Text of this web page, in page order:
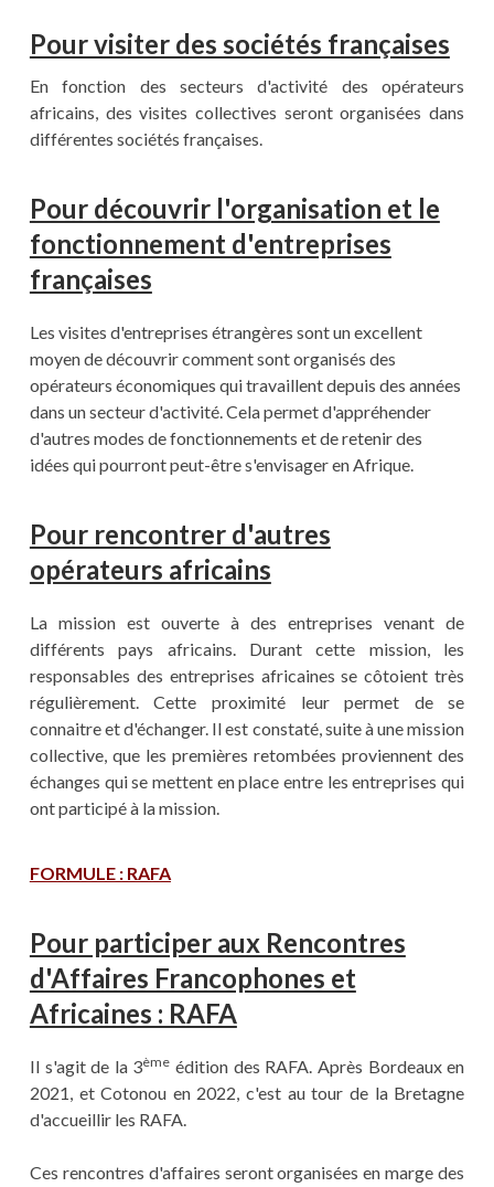
Pour visiter des sociétés françaises
En fonction des secteurs d'activité des opérateurs
africains, des visites collectives seront organisées dans
différentes sociétés françaises.
Pour découvrir l'organisation et le
fonctionnement d'entreprises
françaises
Les visites d'entreprises étrangères sont un excellent
moyen de découvrir comment sont organisés des
opérateurs économiques qui travaillent depuis des années
dans un secteur d'activité. Cela permet d'appréhender
d'autres modes de fonctionnements et de retenir des
idées qui pourront peut-être s'envisager en Afrique.
Pour rencontrer d'autres
opérateurs africains
La mission est ouverte à des entreprises venant de
différents pays africains. Durant cette mission, les
responsables des entreprises africaines se côtoient très
régulièrement. Cette proximité leur permet de se
connaitre et d'échanger. Il est constaté, suite à une mission
collective, que les premières retombées proviennent des
échanges qui se mettent en place entre les entreprises qui
ont participé à la mission.
FORMULE : RAFA
Pour participer aux Rencontres
d'Affaires Francophones et
Africaines : RAFA
Il s'agit de la 3ème édition des RAFA. Après Bordeaux en
2021, et Cotonou en 2022, c'est au tour de la Bretagne
d'accueillir les RAFA.
Ces rencontres d'affaires seront organisées en marge des